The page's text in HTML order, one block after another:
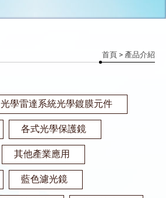
首頁 > 產品介紹
光學雷達系統光學鍍膜元件
各式光學保護鏡
其他產業應用
藍色濾光鏡